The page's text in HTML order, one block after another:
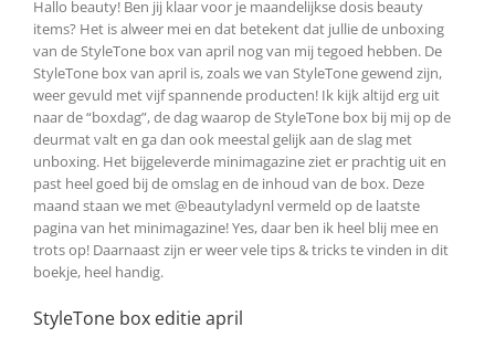
Hallo beauty! Ben jij klaar voor je maandelijkse dosis beauty
items? Het is alweer mei en dat betekent dat jullie de unboxing
van de StyleTone box van april nog van mij tegoed hebben. De
StyleTone box van april is, zoals we van StyleTone gewend zijn,
weer gevuld met vijf spannende producten! Ik kijk altijd erg uit
naar de “boxdag”, de dag waarop de StyleTone box bij mij op de
deurmat valt en ga dan ook meestal gelijk aan de slag met
unboxing. Het bijgeleverde minimagazine ziet er prachtig uit en
past heel goed bij de omslag en de inhoud van de box. Deze
maand staan we met @beautyladynl vermeld op de laatste
pagina van het minimagazine! Yes, daar ben ik heel blij mee en
trots op! Daarnaast zijn er weer vele tips & tricks te vinden in dit
boekje, heel handig.
StyleTone box editie april